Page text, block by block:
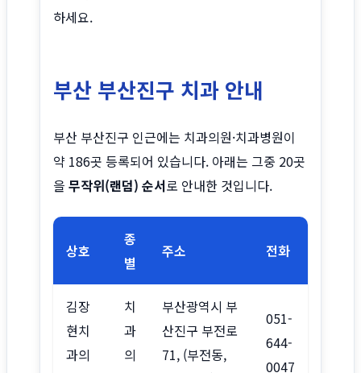
하세요.
부산 부산진구 치과 안내
부산 부산진구 인근에는 치과의원·치과병원이
약 186곳 등록되어 있습니다. 아래는 그중 20곳
을 무작위(랜덤) 순서로 안내한 것입니다.
상호
종
별
주소 전화
김장
현치
과의
치
과
의
부산광역시 부
산진구 부전로
71, (부전동,
051-
644-
0047